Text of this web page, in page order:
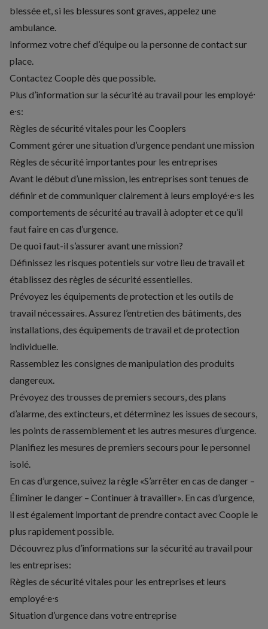
blessée et, si les blessures sont graves, appelez une
ambulance.
Informez votre chef d’équipe ou la personne de contact sur
place.
Contactez Coople dès que possible.
Plus d’information sur la sécurité au travail pour les employé⸱
e⸱s:
Règles de sécurité vitales pour les Cooplers
Comment gérer une situation d’urgence pendant une mission
Règles de sécurité importantes pour les entreprises
Avant le début d’une mission, les entreprises sont tenues de
définir et de communiquer clairement à leurs employé⸱e⸱s les
comportements de sécurité au travail à adopter et ce qu’il
faut faire en cas d’urgence.
De quoi faut-il s’assurer avant une mission?
Définissez les risques potentiels sur votre lieu de travail et
établissez des règles de sécurité essentielles.
Prévoyez les équipements de protection et les outils de
travail nécessaires. Assurez l’entretien des bâtiments, des
installations, des équipements de travail et de protection
individuelle.
Rassemblez les consignes de manipulation des produits
dangereux.
Prévoyez des trousses de premiers secours, des plans
d’alarme, des extincteurs, et déterminez les issues de secours,
les points de rassemblement et les autres mesures d’urgence.
Planifiez les mesures de premiers secours pour le personnel
isolé.
En cas d’urgence, suivez la règle «S’arrêter en cas de danger –
Éliminer le danger – Continuer à travailler». En cas d’urgence,
il est également important de prendre contact avec Coople le
plus rapidement possible.
Découvrez plus d’informations sur la sécurité au travail pour
les entreprises:
Règles de sécurité vitales pour les entreprises et leurs
employé⸱e⸱s
Situation d’urgence dans votre entreprise